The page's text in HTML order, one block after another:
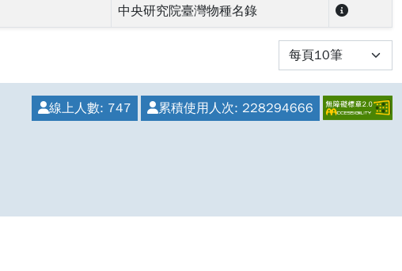
中央研究院臺灣物種名錄
線上人數: 747 累積使用人次: 228294666